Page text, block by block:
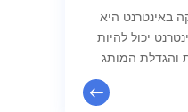
באינטרנט היא
יכול להיות
והגדלת המותג
היא
עצומה עם